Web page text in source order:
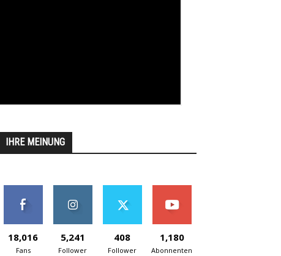
IHRE MEINUNG
18,016
Fans
5,241
Follower
408
Follower
1,180
Abonnenten